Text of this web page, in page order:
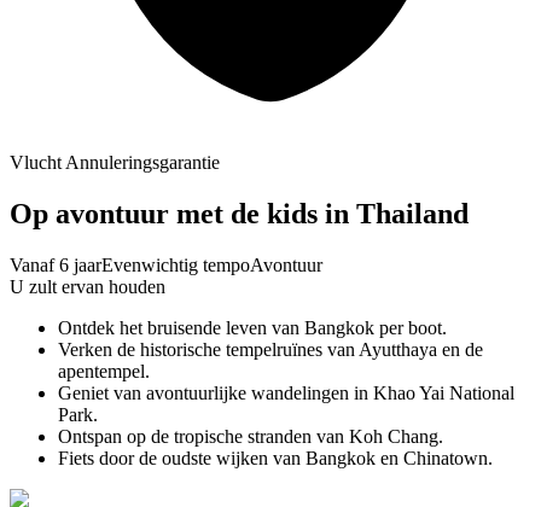
Vlucht Annuleringsgarantie
Op avontuur met de kids in Thailand
Vanaf 6 jaarEvenwichtig tempoAvontuur
U zult ervan houden
Ontdek het bruisende leven van Bangkok per boot.
Verken de historische tempelruïnes van Ayutthaya en de
apentempel.
Geniet van avontuurlijke wandelingen in Khao Yai National
Park.
Ontspan op de tropische stranden van Koh Chang.
Fiets door de oudste wijken van Bangkok en Chinatown.